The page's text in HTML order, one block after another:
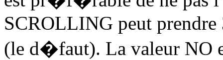
SCROLLING peut
(le d�faut). La valeur NO